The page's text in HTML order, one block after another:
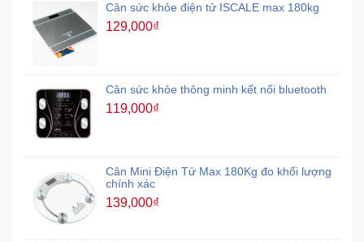
Cân sức khỏe điện tử ISCALE max 180kg
129,000₫
Cân sức khỏe thông minh kết nối bluetooth
119,000₫
Cân Mini Điện Tử Max 180Kg đo khối lượng
chính xác
139,000₫